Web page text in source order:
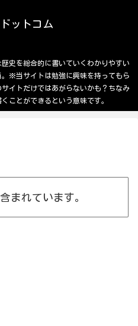
ットコム
史を総合的に書いていくわかりやすい
※当サイトは勉強に興味を持ってもら
イトだけではあがらないかも？ちなみ
ことができるという意味です。
まれています。